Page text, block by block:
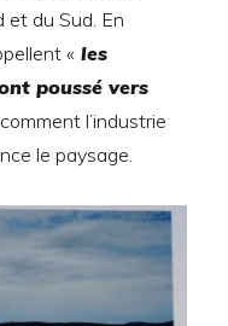
et du Sud. En
« les
poussé vers
l’industrie
le paysage.